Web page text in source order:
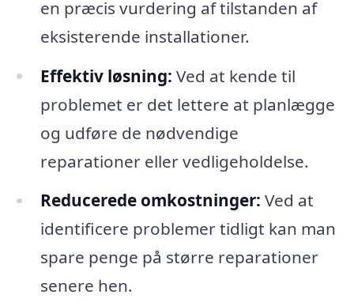
en præcis vurdering af tilstanden af
eksisterende installationer.
Effektiv løsning: Ved at kende til
problemet er det lettere at planlægge
og udføre de nødvendige
reparationer eller vedligeholdelse.
Reducerede omkostninger: Ved at
identificere problemer tidligt kan man
spare penge på større reparationer
senere hen.